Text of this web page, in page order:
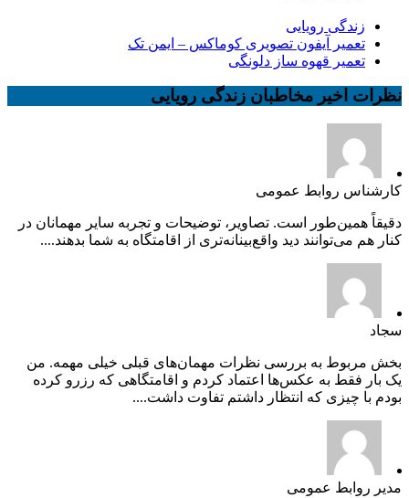
زندگی رویایی
تعمیر آیفون تصویری کوماکس – ایمن تک
تعمیر قهوه ساز دلونگی
نظرات اخیر مخاطبان زندگی رویایی
کارشناس روابط عمومی
دقیقاً همین‌طور است. تصاویر، توضیحات و تجربه سایر مهمانان در
کنار هم می‌توانند دید واقع‌بینانه‌تری از اقامتگاه به شما بدهند....
سجاد
بخش مربوط به بررسی نظرات مهمان‌های قبلی خیلی مهمه. من
یک بار فقط به عکس‌ها اعتماد کردم و اقامتگاهی که رزرو کرده
بودم با چیزی که انتظار داشتم تفاوت داشت....
مدیر روابط عمومی